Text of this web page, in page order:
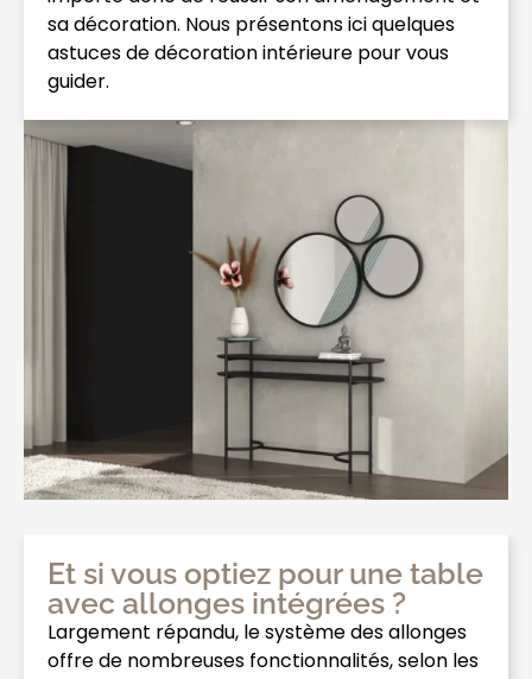
sa décoration. Nous présentons ici quelques
astuces de décoration intérieure pour vous
guider.
Et si vous optiez pour une table
avec allonges intégrées ?
Largement répandu, le système des allonges
offre de nombreuses fonctionnalités, selon les